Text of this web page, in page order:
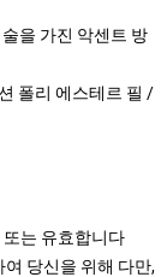
을 가진 악센트 방
폴리 에스테르 필 /
는 유효합니다
당신을 위해 다만,